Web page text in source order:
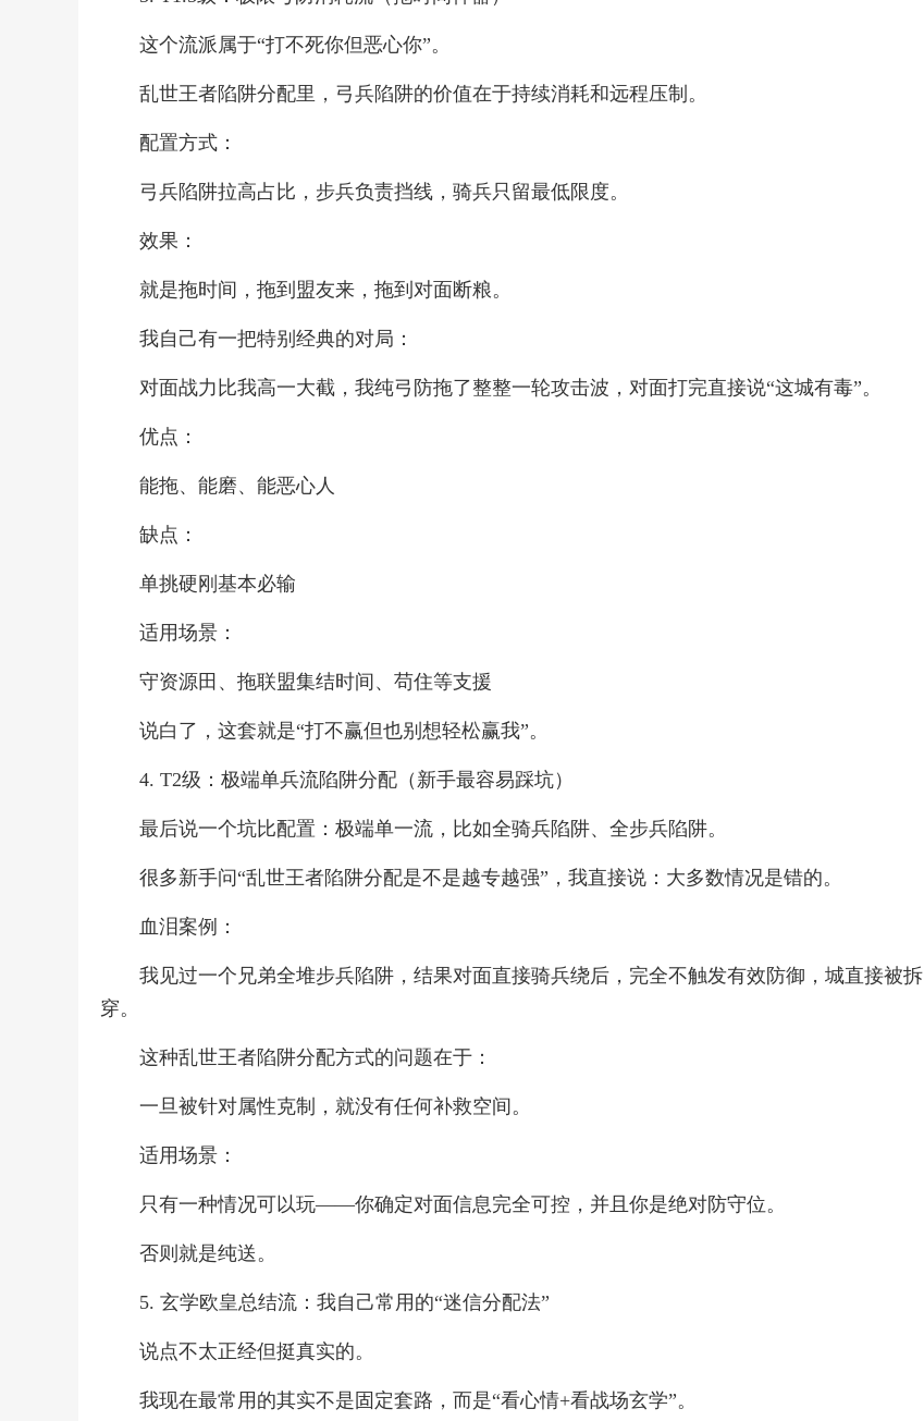
这个流派属于“打不死你但恶心你”。
乱世王者陷阱分配里，弓兵陷阱的价值在于持续消耗和远程压制。
配置方式：
弓兵陷阱拉高占比，步兵负责挡线，骑兵只留最低限度。
效果：
就是拖时间，拖到盟友来，拖到对面断粮。
我自己有一把特别经典的对局：
对面战力比我高一大截，我纯弓防拖了整整一轮攻击波，对面打完直接说“这城有毒”。
优点：
能拖、能磨、能恶心人
缺点：
单挑硬刚基本必输
适用场景：
守资源田、拖联盟集结时间、苟住等支援
说白了，这套就是“打不赢但也别想轻松赢我”。
4. T2级：极端单兵流陷阱分配（新手最容易踩坑）
最后说一个坑比配置：极端单一流，比如全骑兵陷阱、全步兵陷阱。
很多新手问“乱世王者陷阱分配是不是越专越强”，我直接说：大多数情况是错的。
血泪案例：
我见过一个兄弟全堆步兵陷阱，结果对面直接骑兵绕后，完全不触发有效防御，城直接被拆
穿。
这种乱世王者陷阱分配方式的问题在于：
一旦被针对属性克制，就没有任何补救空间。
适用场景：
只有一种情况可以玩——你确定对面信息完全可控，并且你是绝对防守位。
否则就是纯送。
5. 玄学欧皇总结流：我自己常用的“迷信分配法”
说点不太正经但挺真实的。
我现在最常用的其实不是固定套路，而是“看心情+看战场玄学”。